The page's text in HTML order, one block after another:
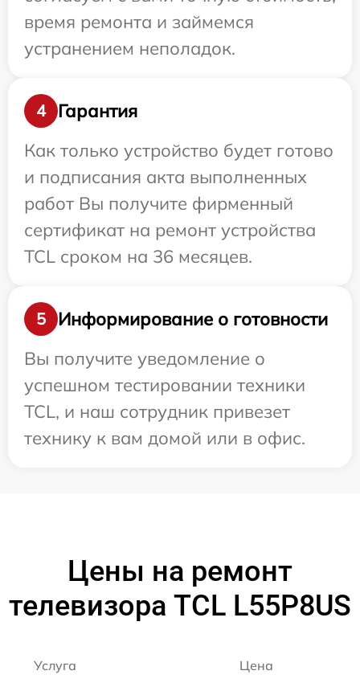
время ремонта и займемся
устранением неполадок.
4
Гарантия
Как только устройство будет готово
и подписания акта выполненных
работ Вы получите фирменный
сертификат на ремонт устройства
TCL сроком на 36 месяцев.
5
Информирование о готовности
Вы получите уведомление о
успешном тестировании техники
TCL, и наш сотрудник привезет
технику к вам домой или в офис.
Цены на ремонт
телевизора TCL L55P8US
Услуга Цена